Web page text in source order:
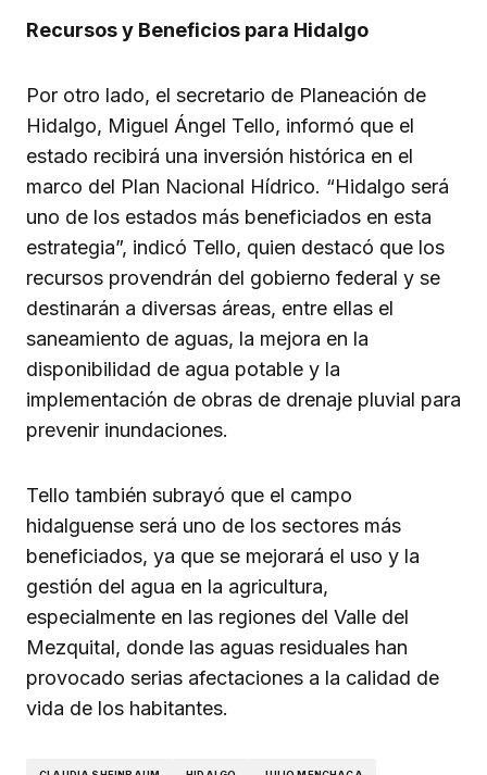
Recursos y Beneficios para Hidalgo
Por otro lado, el secretario de Planeación de
Hidalgo, Miguel Ángel Tello, informó que el
estado recibirá una inversión histórica en el
marco del Plan Nacional Hídrico. “Hidalgo será
uno de los estados más beneficiados en esta
estrategia”, indicó Tello, quien destacó que los
recursos provendrán del gobierno federal y se
destinarán a diversas áreas, entre ellas el
saneamiento de aguas, la mejora en la
disponibilidad de agua potable y la
implementación de obras de drenaje pluvial para
prevenir inundaciones.
Tello también subrayó que el campo
hidalguense será uno de los sectores más
beneficiados, ya que se mejorará el uso y la
gestión del agua en la agricultura,
especialmente en las regiones del Valle del
Mezquital, donde las aguas residuales han
provocado serias afectaciones a la calidad de
vida de los habitantes.